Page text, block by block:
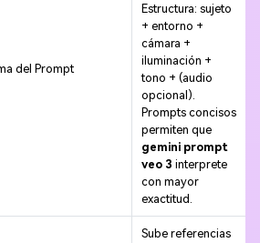
del Prompt
Estructura: sujeto
+ entorno +
cámara +
iluminación +
tono + (audio
opcional).
Prompts concisos
permiten que
gemini prompt
veo 3 interprete
con mayor
exactitud.
Sube referencias